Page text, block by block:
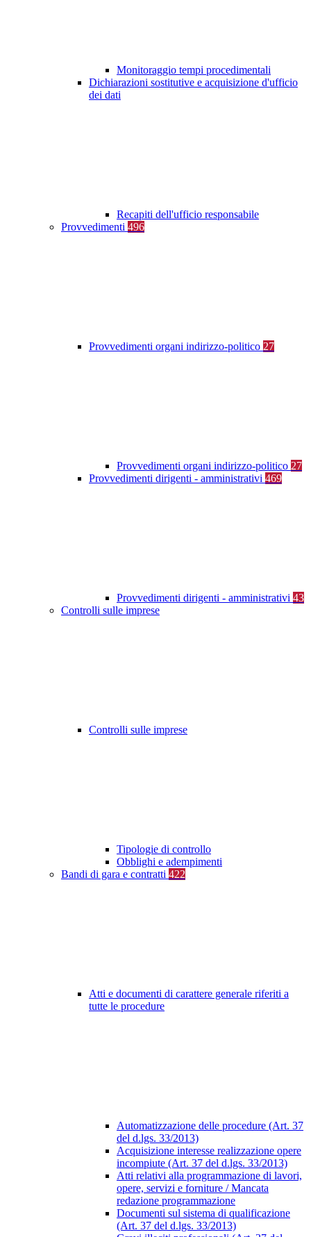
Monitoraggio tempi procedimentali
Dichiarazioni sostitutive e acquisizione d'ufficio
dei dati
Recapiti dell'ufficio responsabile
Provvedimenti 496
Provvedimenti organi indirizzo-politico 27
Provvedimenti organi indirizzo-politico 27
Provvedimenti dirigenti - amministrativi 469
Provvedimenti dirigenti - amministrativi 43
Controlli sulle imprese
Controlli sulle imprese
Tipologie di controllo
Obblighi e adempimenti
Bandi di gara e contratti 422
Atti e documenti di carattere generale riferiti a
tutte le procedure
Automatizzazione delle procedure (Art. 37
del d.lgs. 33/2013)
Acquisizione interesse realizzazione opere
incompiute (Art. 37 del d.lgs. 33/2013)
Atti relativi alla programmazione di lavori,
opere, servizi e forniture / Mancata
redazione programmazione
Documenti sul sistema di qualificazione
(Art. 37 del d.lgs. 33/2013)